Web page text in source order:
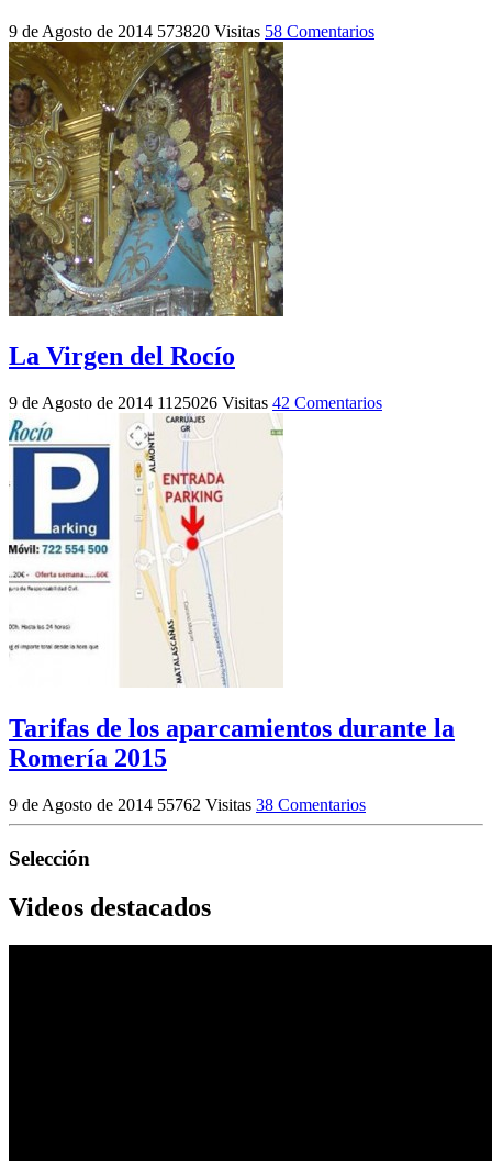
9 de Agosto de 2014 573820 Visitas 58 Comentarios
La Virgen del Rocío
9 de Agosto de 2014 1125026 Visitas 42 Comentarios
Tarifas de los aparcamientos durante la
Romería 2015
9 de Agosto de 2014 55762 Visitas 38 Comentarios
Selección
Videos destacados